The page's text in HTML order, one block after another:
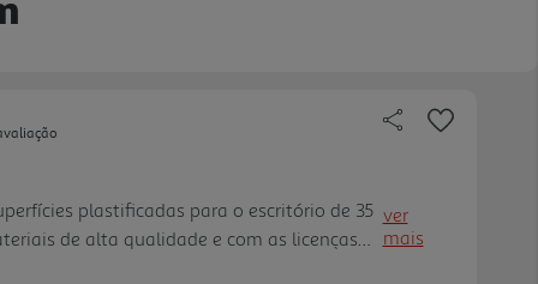
plastificadas para o escritório de 35
de alta qualidade e com as licenças
aos desenhos didáticos
ver
mais